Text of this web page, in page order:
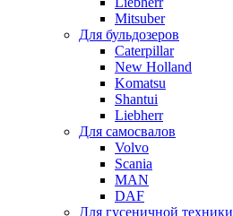
Mitsuber
Для бульдозеров
Caterpillar
New Holland
Komatsu
Shantui
Liebherr
Для самосвалов
Volvo
Scania
MAN
DAF
Для гусеничной техники